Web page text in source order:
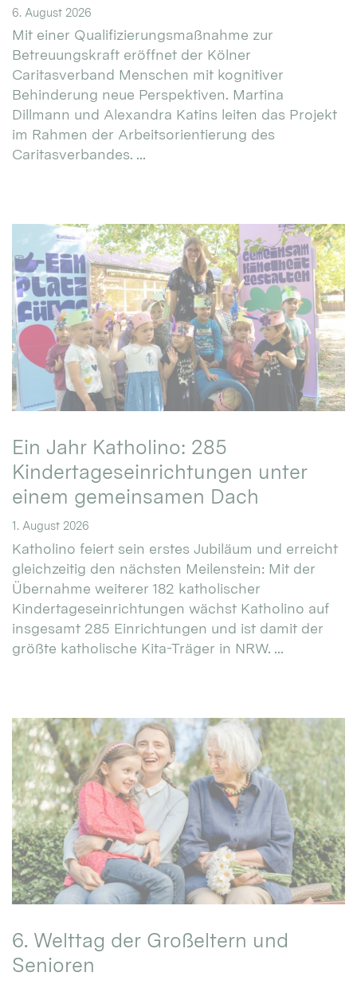
6. August 2026
Mit einer Qualifizierungsmaßnahme zur
Betreuungskraft eröffnet der Kölner
Caritasverband Menschen mit kognitiver
Behinderung neue Perspektiven. Martina
Dillmann und Alexandra Katins leiten das Projekt
im Rahmen der Arbeitsorientierung des
Caritasverbandes. ...
Ein Jahr Katholino: 285
Kindertageseinrichtungen unter
einem gemeinsamen Dach
1. August 2026
Katholino feiert sein erstes Jubiläum und erreicht
gleichzeitig den nächsten Meilenstein: Mit der
Übernahme weiterer 182 katholischer
Kindertageseinrichtungen wächst Katholino auf
insgesamt 285 Einrichtungen und ist damit der
größte katholische Kita-Träger in NRW. ...
6. Welttag der Großeltern und
Senioren